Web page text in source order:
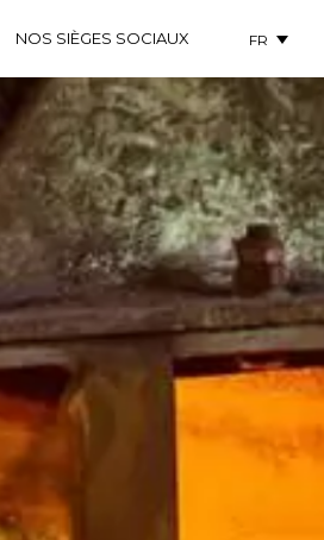
NOS SIÈGES SOCIAUX
FR
EN
DE
ES
PT